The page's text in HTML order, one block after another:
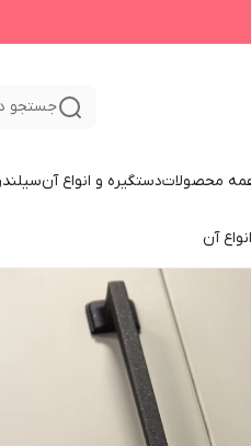
جستجو
محصولاتدستگیره و انواع آن
آن